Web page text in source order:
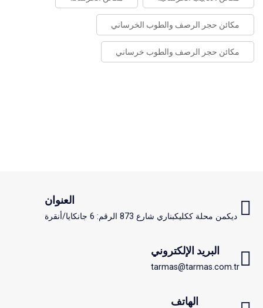
مكائن حجر الرصف والطوب الخرساني
مكائن حجر الرصف والطوب خرساني
العنوان
ديكمن محلة ككليكبناري شارع 873 الرقم: 6 جانكايا/أنقرة
البريد الإلكتروني
tarmas@tarmas.com.tr
الهاتف